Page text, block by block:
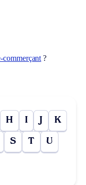
commerçant ?
H I J K
S T U